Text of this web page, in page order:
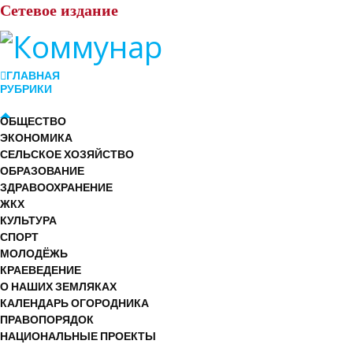
Сетевое издание
ГЛАВНАЯ
РУБРИКИ
ОБЩЕСТВО
ЭКОНОМИКА
СЕЛЬСКОЕ ХОЗЯЙСТВО
ОБРАЗОВАНИЕ
ЗДРАВООХРАНЕНИЕ
ЖКХ
КУЛЬТУРА
СПОРТ
МОЛОДЁЖЬ
КРАЕВЕДЕНИЕ
О НАШИХ ЗЕМЛЯКАХ
КАЛЕНДАРЬ ОГОРОДНИКА
ПРАВОПОРЯДОК
НАЦИОНАЛЬНЫЕ ПРОЕКТЫ